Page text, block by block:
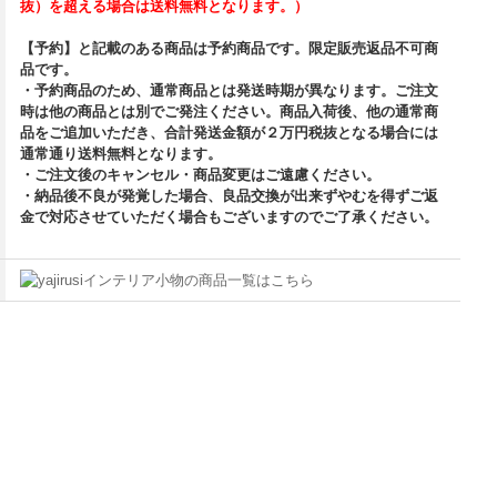
抜）を超える場合は送料無料となります。）
【予約】と記載のある商品は予約商品です。限定販売返品不可商
品です。
・予約商品のため、通常商品とは発送時期が異なります。ご注文
時は他の商品とは別でご発注ください。商品入荷後、他の通常商
品をご追加いただき、合計発送金額が２万円税抜となる場合には
通常通り送料無料となります。
・ご注文後のキャンセル・商品変更はご遠慮ください。
・納品後不良が発覚した場合、良品交換が出来ずやむを得ずご返
金で対応させていただく場合もございますのでご了承ください。
インテリア小物の商品一覧はこちら